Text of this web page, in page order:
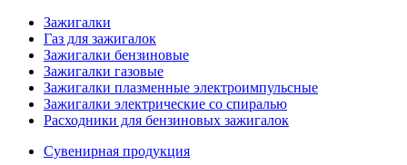
Зажигалки
Газ для зажигалок
Зажигалки бензиновые
Зажигалки газовые
Зажигалки плазменные электроимпульсные
Зажигалки электрические со спиралью
Расходники для бензиновых зажигалок
Сувенирная продукция